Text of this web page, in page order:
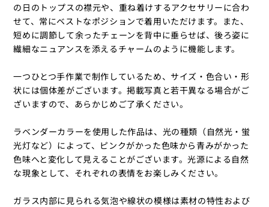
の日のトップスの襟元や、重ね着けするアクセサリーに合わ
せて、常にベストなポジションで着用いただけます。また、
短めに調節して余ったチェーンを背中に垂らせば、後ろ姿に
繊細なニュアンスを添えるチャームのように機能します。
一つひとつ手作業で制作しているため、サイズ・色合い・形
状には個体差がございます。掲載写真と若干異なる場合がご
ざいますので、あらかじめご了承ください。
ラベンダーカラーを使用した作品は、光の種類（自然光・蛍
光灯など）によって、ピンクがかった色味から青みがかった
色味へと変化して見えることがございます。光源による自然
な現象として、それぞれの表情をお楽しみください。
ガラス内部に見られる気泡や線状の模様は素材の特性および